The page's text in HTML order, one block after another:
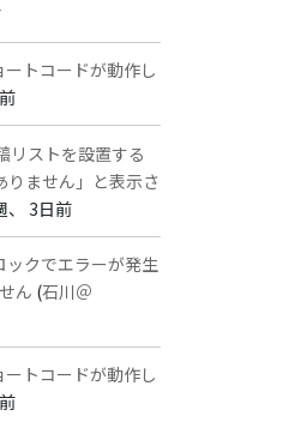
トコードが動作し
リストを設置する
りません」と表示さ
、 3日前
クでエラーが発生
ん (石川＠
トコードが動作し